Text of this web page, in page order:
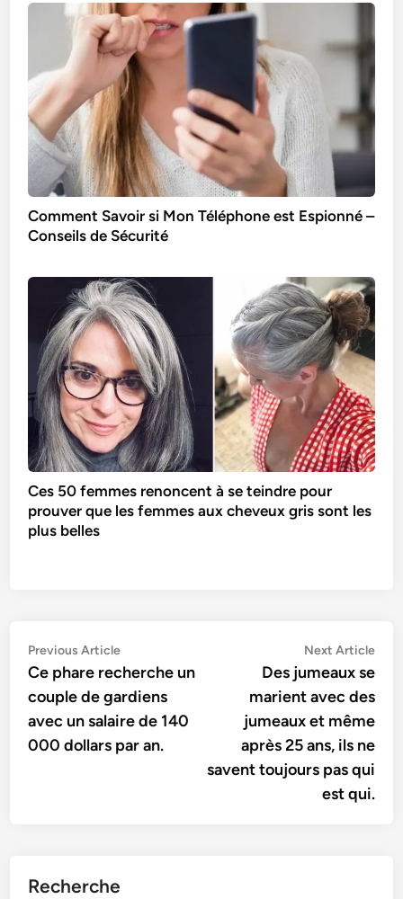
Comment Savoir si Mon Téléphone est Espionné –
Conseils de Sécurité
Ces 50 femmes renoncent à se teindre pour
prouver que les femmes aux cheveux gris sont les
plus belles
Navigation
de
l’article
Previous ArticlePrevious
article:
Ce phare recherche un
couple de gardiens
avec un salaire de 140
000 dollars par an.
Next Article
Des jumeaux se
marient avec des
jumeaux et même
après 25 ans, ils ne
savent toujours pas qui
est qui.
Recherche